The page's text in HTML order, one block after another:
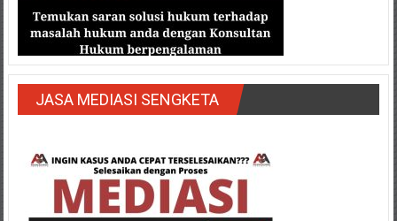
Kota
Sumatera
Barat/
Pariaman/
Padang
panjang/
Kayutanam/
Baso/
JASA MEDIASI SENGKETA